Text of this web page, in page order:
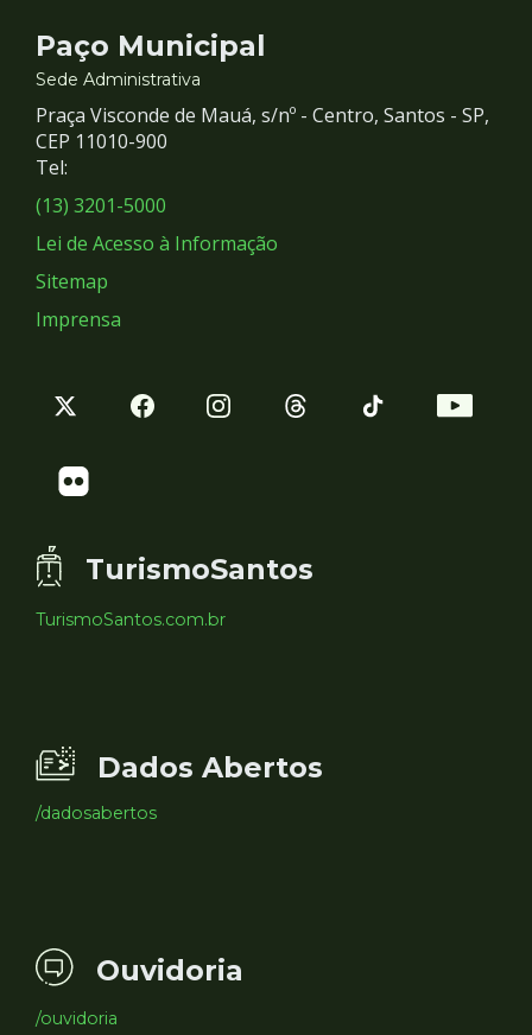
Contato
e
Redes
Sociais
Paço Municipal
Sede Administrativa
Praça Visconde de Mauá, s/nº - Centro, Santos - SP,
CEP 11010-900
Tel:
(13) 3201-5000
Lei de Acesso à Informação
Sitemap
Imprensa
TurismoSantos
TurismoSantos.com.br
Dados Abertos
/dadosabertos
Ouvidoria
/ouvidoria